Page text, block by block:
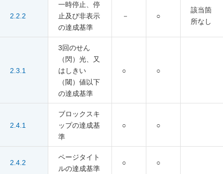
2.2.2
一時停止、停
止及び非表示
の達成基準
－ ○
該当箇
所なし
2.3.1
3回のせん
（閃）光、又
はしきい
（閾）値以下
の達成基準
○ ○
2.4.1
ブロックスキ
ップの達成基
準
○ ○
2.4.2
ページタイト
ルの達成基準
○ ○